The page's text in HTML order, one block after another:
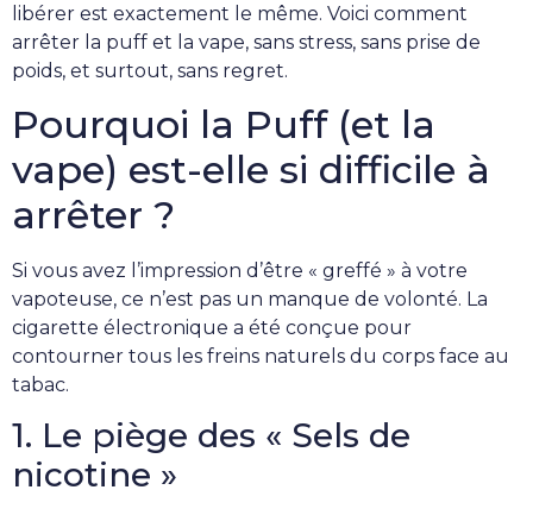
libérer est exactement le même. Voici comment
arrêter la puff et la vape, sans stress, sans prise de
poids, et surtout, sans regret.
Pourquoi la Puff (et la
vape) est-elle si difficile à
arrêter ?
Si vous avez l’impression d’être « greffé » à votre
vapoteuse, ce n’est pas un manque de volonté. La
cigarette électronique a été conçue pour
contourner tous les freins naturels du corps face au
tabac.
1. Le piège des « Sels de
nicotine »